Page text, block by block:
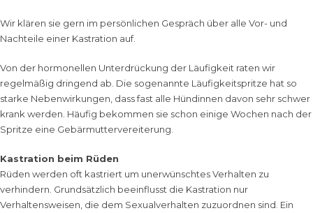
Wir klären sie gern im persönlichen Gespräch über alle Vor- und
Nachteile einer Kastration auf.
Von der hormonellen Unterdrückung der Läufigkeit raten wir
regelmäßig dringend ab. Die sogenannte Läufigkeitspritze hat so
starke Nebenwirkungen, dass fast alle Hündinnen davon sehr schwer
krank werden. Häufig bekommen sie schon einige Wochen nach der
Spritze eine Gebärmuttervereiterung.
Kastration beim Rüden
Rüden werden oft kastriert um unerwünschtes Verhalten zu
verhindern. Grundsätzlich beeinflusst die Kastration nur
Verhaltensweisen, die dem Sexualverhalten zuzuordnen sind. Ein